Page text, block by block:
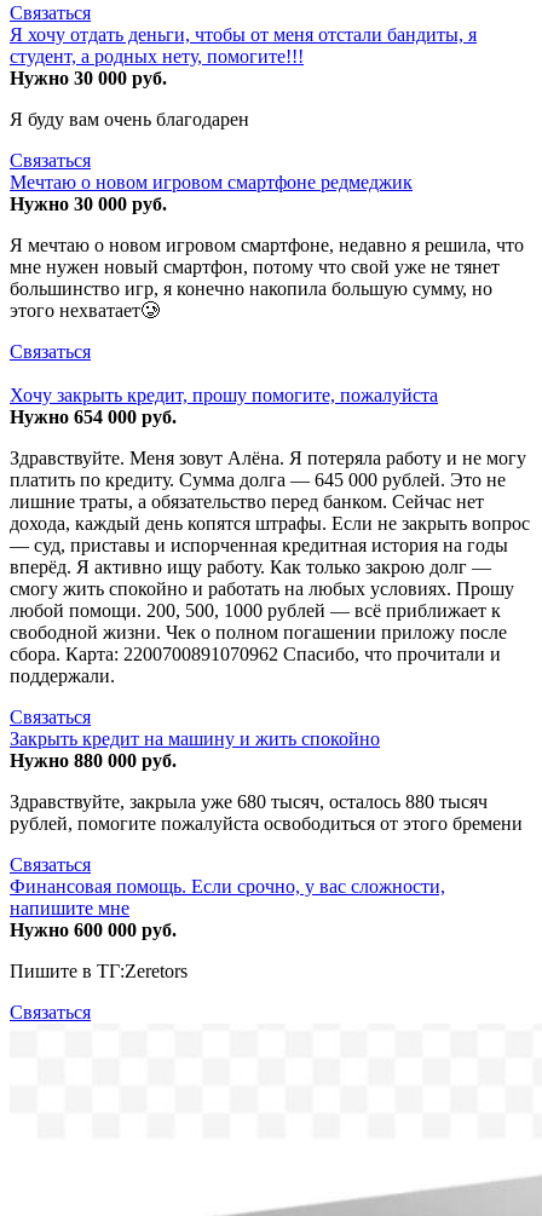
Связаться
Я хочу отдать деньги, чтобы от меня отстали бандиты, я
студент, а родных нету, помогите!!!
Нужно 30 000 руб.
Я буду вам очень благодарен
Связаться
Мечтаю о новом игровом смартфоне редмеджик
Нужно 30 000 руб.
Я мечтаю о новом игровом смартфоне, недавно я решила, что
мне нужен новый смартфон, потому что свой уже не тянет
большинство игр, я конечно накопила большую сумму, но
этого нехватает🥲
Связаться
Хочу закрыть кредит, прошу помогите, пожалуйста
Нужно 654 000 руб.
Здравствуйте. Меня зовут Алёна. Я потеряла работу и не могу
платить по кредиту. Сумма долга — 645 000 рублей. Это не
лишние траты, а обязательство перед банком. Сейчас нет
дохода, каждый день копятся штрафы. Если не закрыть вопрос
— суд, приставы и испорченная кредитная история на годы
вперёд. Я активно ищу работу. Как только закрою долг —
смогу жить спокойно и работать на любых условиях. Прошу
любой помощи. 200, 500, 1000 рублей — всё приближает к
свободной жизни. Чек о полном погашении приложу после
сбора. Карта: 2200700891070962 Спасибо, что прочитали и
поддержали.
Связаться
Закрыть кредит на машину и жить спокойно
Нужно 880 000 руб.
Здравствуйте, закрыла уже 680 тысяч, осталось 880 тысяч
рублей, помогите пожалуйста освободиться от этого бремени
Связаться
Финансовая помощь. Если срочно, у вас сложности,
напишите мне
Нужно 600 000 руб.
Пишите в ТГ:Zeretors
Связаться